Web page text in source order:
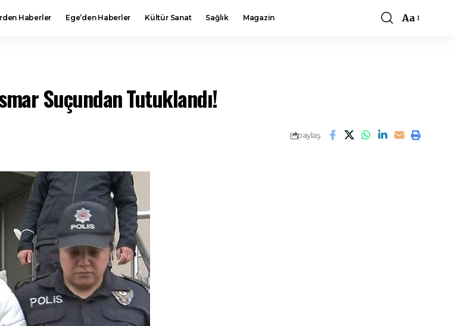
Haberler Ege’den Haberler Kültür Sanat Sağlık Magazin
Font
Aa
Suçundan Tutuklandı!
paylaş